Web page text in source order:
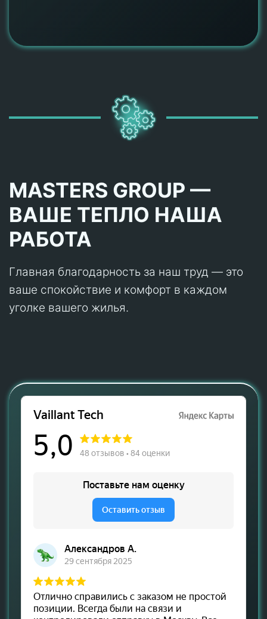
MASTERS GROUP —
ВАШЕ ТЕПЛО НАША
РАБОТА
Главная благодарность за наш труд — это
ваше спокойствие и комфорт в каждом
уголке вашего жилья.